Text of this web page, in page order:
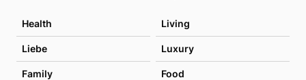
Health Living
Liebe Luxury
Family Food